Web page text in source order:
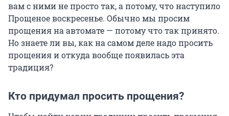
вам с ними не просто так, а потому, что наступило
Прощеное воскресенье. Обычно мы просим
прощения на автомате — потому что так принято.
Но знаете ли вы, как на самом деле надо просить
прощения и откуда вообще появилась эта
традиция?
Кто придумал просить прощения?